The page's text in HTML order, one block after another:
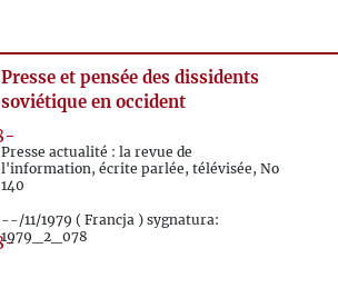
1992
Presse et pensée des dissidents
soviétique en occident
Presse actualité : la revue de
l'information, écrite parlée, télévisée, No
140
--/11/1979 ( Francja ) sygnatura:
1979_2_078